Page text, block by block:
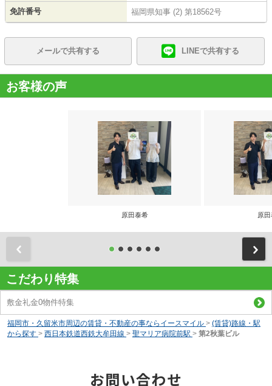
免許番号 福岡県知事 (2) 第18562号
メールで共有する LINEで共有する
お客様の声
原田泰希 原
こだわり特集
敷金礼金0物件特集
福岡市・久留米市周辺の賃貸・不動産の事ならイースマイル > (賃貸)路線・駅
から探す > 西日本鉄道西鉄大牟田線 > 聖マリア病院前駅 > 第2秋葉ビル
お問い合わせ